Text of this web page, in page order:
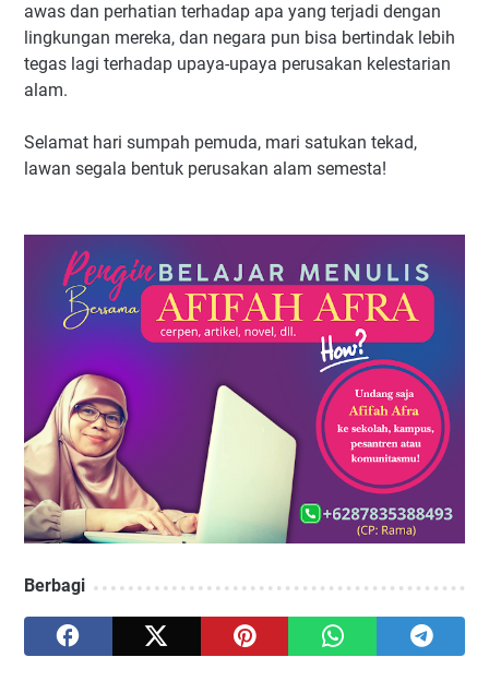
awas dan perhatian terhadap apa yang terjadi dengan
lingkungan mereka, dan negara pun bisa bertindak lebih
tegas lagi terhadap upaya-upaya perusakan kelestarian
alam.
Selamat hari sumpah pemuda, mari satukan tekad,
lawan segala bentuk perusakan alam semesta!
Berbagi